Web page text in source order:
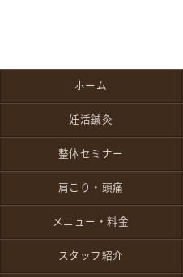
ホーム
妊活鍼灸
整体セミナー
肩こり・頭痛
メニュー・料金
スタッフ紹介